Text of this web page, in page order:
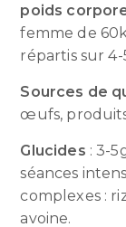
poids
femme de
répartis sur 4-
Sources de
œufs,
Glucides : 3-
séances
complexes :
avoine.